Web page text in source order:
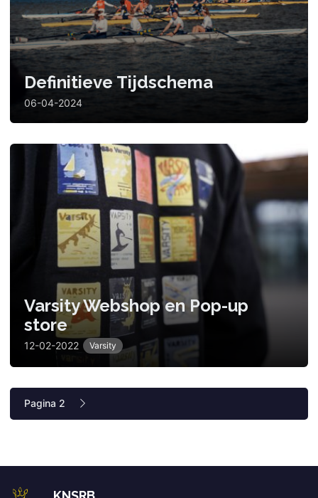
Definitieve Tijdschema
06-04-2024
Varsity Webshop en Pop-up
store
12-02-2022 Varsity
Pagina 2